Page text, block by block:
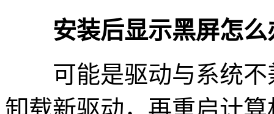
安装后显示黑屏怎么
可能是驱动与系统不
卸载新驱动，再重启计算